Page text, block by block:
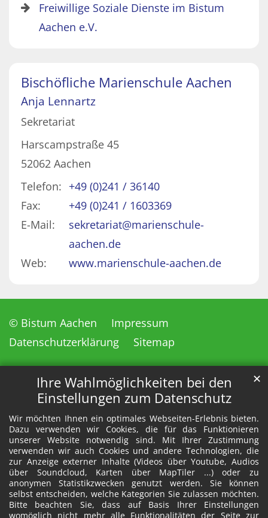
Ihre Wahlmöglichkeiten bei den
Einstellungen zum Datenschutz
Wir möchten Ihnen ein optimales Webseiten-Erlebnis bieten.
Dazu verwenden wir Cookies, die für das Funktionieren
unserer Website notwendig sind. Mit Ihrer Zustimmung
verwenden wir auch Cookies und andere Technologien, die
zur Anzeige externer Inhalte (Videos über Youtube, Audios
über Soundcloud, Karten über MapTiler ...) oder zu
anonymen Statistikzwecken genutzt werden. Sie können
selbst entscheiden, welche Kategorien Sie zulassen möchten.
Bitte beachten Sie, dass auf Basis Ihrer Einstellungen
womöglich nicht mehr alle Funktionalitäten der Seite zur
✕
Freiwillige Soziale Dienste im Bistum
Aachen e.V.
Bischöfliche Marienschule Aachen
Anja Lennartz
Sekretariat
Harscampstraße 45
52062 Aachen
Telefon: +49 (0)241 / 36140
Fax:
+49 (0)241 / 1603369
E-Mail:
sekretariat@marienschule-
aachen.de
Web:
www.marienschule-aachen.de
© Bistum Aachen
Impressum
Datenschutzerklärung
Sitemap